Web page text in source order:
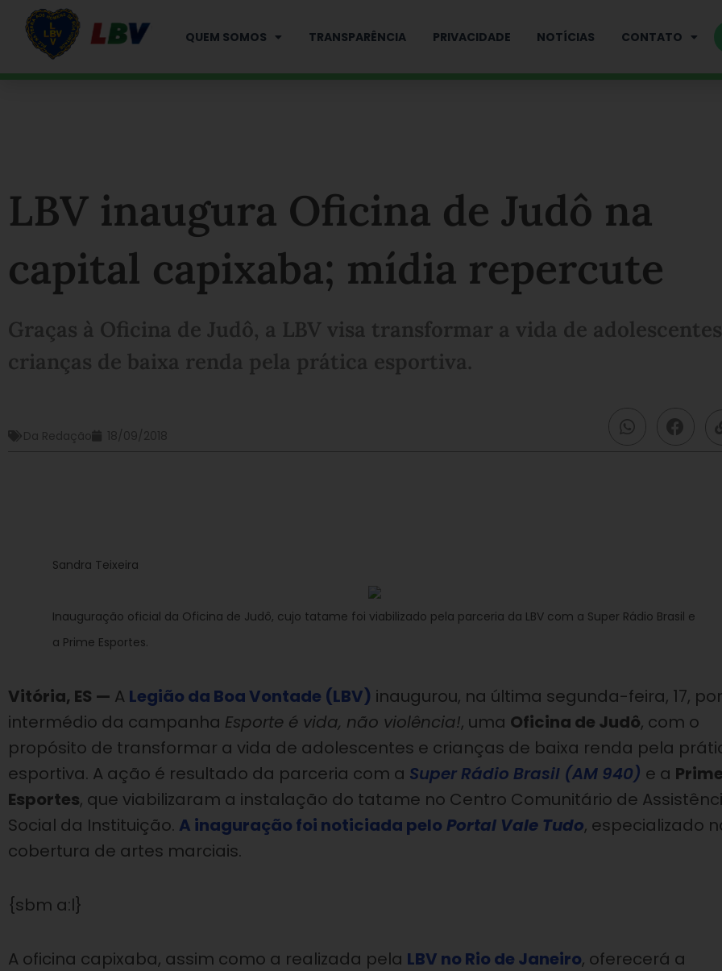
QUEM SOMOS TRANSPARÊNCIA PRIVACIDADE NOTÍCIAS CONTATO
LBV inaugura Oficina de Judô na
capital capixaba; mídia repercute
Graças à Oficina de Judô, a LBV visa transformar a vida de
crianças de baixa renda pela prática esportiva.
Da Redação 18/09/2018
Sandra Teixeira
Inauguração oficial da Oficina de Judô, cujo tatame foi viabilizado pela parceria da LBV com a Super Rádio Brasil e
a Prime Esportes.
Vitória, ES — A Legião da Boa Vontade (LBV) inaugurou, na última segunda-feira, 17, por
intermédio da campanha Esporte é vida, não violência!, uma Oficina de Judô, com o
propósito de transformar a vida de adolescentes e crianças de baixa renda pela
esportiva. A ação é resultado da parceria com a Super Rádio Brasil (AM 940) e a
Esportes, que viabilizaram a instalação do tatame no Centro Comunitário de
Social da Instituição. A inaguração foi noticiada pelo Portal Vale Tudo, especializado
cobertura de artes marciais.
{sbm a:l}
A oficina capixaba, assim como a realizada pela LBV no Rio de Janeiro, oferecerá a